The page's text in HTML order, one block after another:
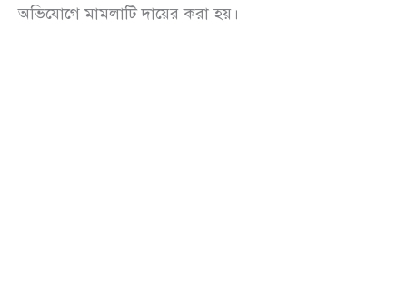
অভিযোগে মামলাটি দায়ের করা হয়।